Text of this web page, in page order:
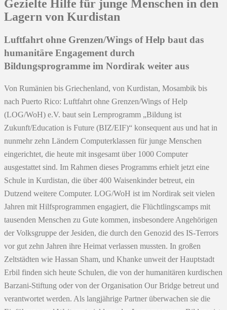
Gezielte Hilfe für junge Menschen in den
Lagern von Kurdistan
Luftfahrt ohne Grenzen/Wings of Help baut das
humanitäre Engagement durch
Bildungsprogramme im Nordirak weiter aus
Von Rumänien bis Griechenland, von Kurdistan, Mosambik bis
nach Puerto Rico: Luftfahrt ohne Grenzen/Wings of Help
(LOG/WoH) e.V. baut sein Lernprogramm „Bildung ist
Zukunft/Education is Future (BIZ/EIF)“ konsequent aus und hat in
nunmehr zehn Ländern Computerklassen für junge Menschen
eingerichtet, die heute mit insgesamt über 1000 Computer
ausgestattet sind. Im Rahmen dieses Programms erhielt jetzt eine
Schule in Kurdistan, die über 400 Waisenkinder betreut, ein
Dutzend weitere Computer. LOG/WoH ist im Nordirak seit vielen
Jahren mit Hilfsprogrammen engagiert, die Flüchtlingscamps mit
tausenden Menschen zu Gute kommen, insbesondere Angehörigen
der Volksgruppe der Jesiden, die durch den Genozid des IS-Terrors
vor gut zehn Jahren ihre Heimat verlassen mussten. In großen
Zeltstädten wie Hassan Sham, und Khanke unweit der Hauptstadt
Erbil finden sich heute Schulen, die von der humanitären kurdischen
Barzani-Stiftung oder von der Organisation Our Bridge betreut und
verantwortet werden. Als langjährige Partner überwachen sie die